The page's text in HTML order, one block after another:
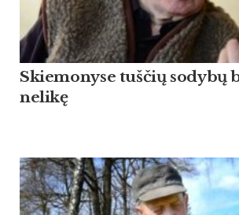
Skiemonyse tuščių sodybų
nelikę